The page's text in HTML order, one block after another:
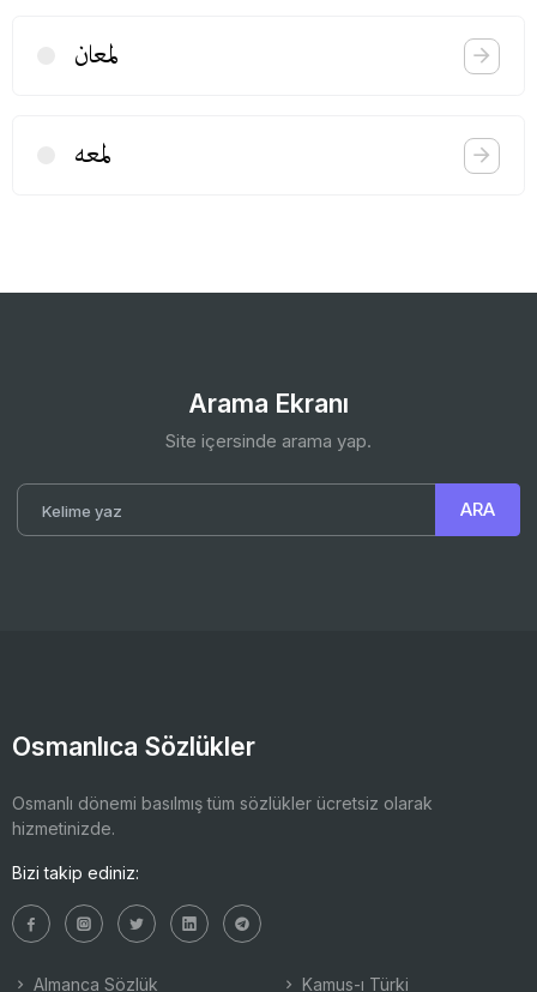
لمعان
لمعه
Arama Ekranı
Site içersinde arama yap.
Osmanlıca Sözlükler
Osmanlı dönemi basılmış tüm sözlükler ücretsiz olarak
hizmetinizde.
Bizi takip ediniz:
Almanca Sözlük Kamus-ı Türki